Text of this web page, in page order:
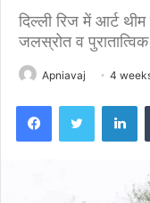
दिल्ली रिज में आर्ट
जलस्रोत व
Apniavaj 4